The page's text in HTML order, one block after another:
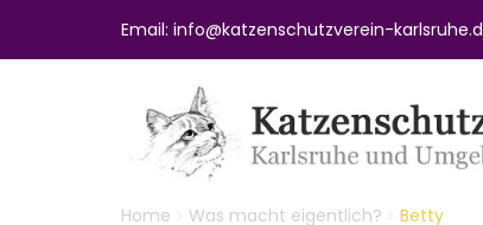
Email: info@katzenschutzverein-
Home Was macht eigentlich? Betty